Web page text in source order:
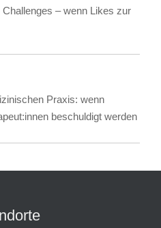
– wenn Likes zur
Praxis: wenn
beschuldigt werden